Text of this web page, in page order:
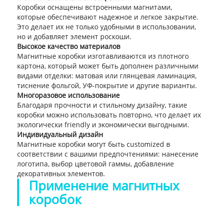
Коробки оснащены встроенными магнитами,
которые обеспечивают надежное и легкое закрытие.
Это делает их не только удобными в использовании,
но и добавляет элемент роскоши.
Высокое качество материалов
Магнитные коробки изготавливаются из плотного
картона, который может быть дополнен различными
видами отделки: матовая или глянцевая ламинация,
тиснение фольгой, УФ-покрытие и другие варианты.
Многоразовое использование
Благодаря прочности и стильному дизайну, такие
коробки можно использовать повторно, что делает их
экологически friendly и экономически выгодными.
Индивидуальный дизайн
Магнитные коробки могут быть customized в
соответствии с вашими предпочтениями: нанесение
логотипа, выбор цветовой гаммы, добавление
декоративных элементов.
Применение магнитных
коробок